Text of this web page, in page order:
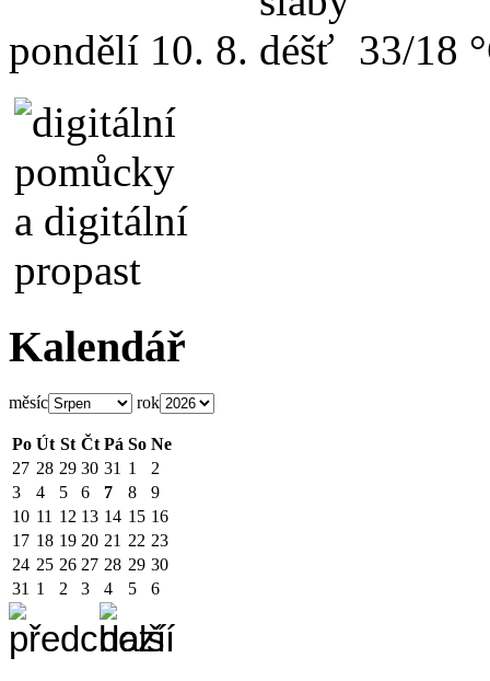
pondělí 10. 8. 33/18
Kalendář
měsíc rok
Po Út St Čt Pá So Ne
27 28 29 30 31 1
2
3
4 5 6 7 8
9
10 11 12 13 14 15 16
17 18 19 20 21 22 23
24 25 26 27 28 29 30
31 1 2 3 4 5 6